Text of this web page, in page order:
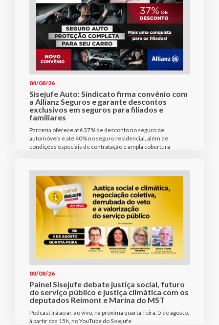
04/08/26
Sisejufe Auto: Sindicato firma convênio com
a Allianz Seguros e garante descontos
exclusivos em seguros para filiados e
familiares
Parceria oferece até 37% de desconto no seguro de
automóveis e até 40% no seguro residencial, além de
condições especiais de contratação e ampla cobertura
03/08/26
Painel Sisejufe debate justiça social, futuro
do serviço público e justiça climática com os
deputados Reimont e Marina do MST
Podcast irá ao ar, ao vivo, na próxima quarta-feira, 5 de agosto,
à partir das 15h, no YouTube do Sisejufe